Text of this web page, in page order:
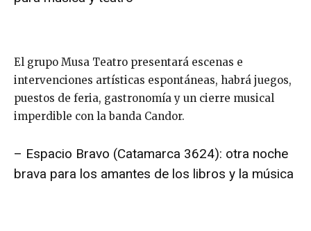
El grupo Musa Teatro presentará escenas e
intervenciones artísticas espontáneas, habrá juegos,
puestos de feria, gastronomía y un cierre musical
imperdible con la banda Candor.
– Espacio Bravo (Catamarca 3624): otra noche
brava para los amantes de los libros y la música